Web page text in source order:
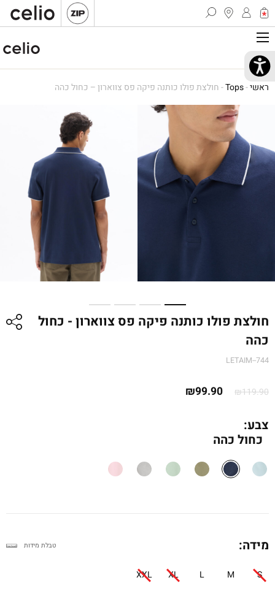
ראשי-
Tops
-חולצת פולו כותנה פיקה פס צווארון – כחול כהה
חולצת פולו כותנה פיקה פס צווארון - כחול
כהה
LETAIM--744
₪119.90
המחיר
₪119.90.
₪99.90
צבע:
כחול כהה
מידה:
S
M
L
XL
XXL
טבלת מידות